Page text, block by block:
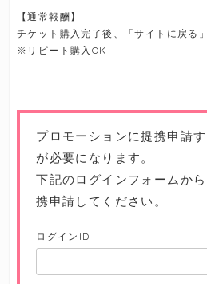
【通常報酬】
チケット購入完了後、「サイトに戻る
※リピート購入OK
プロモーションに提携申請
が必要になります。
下記のログインフォームか
携申請してください。
ログインID